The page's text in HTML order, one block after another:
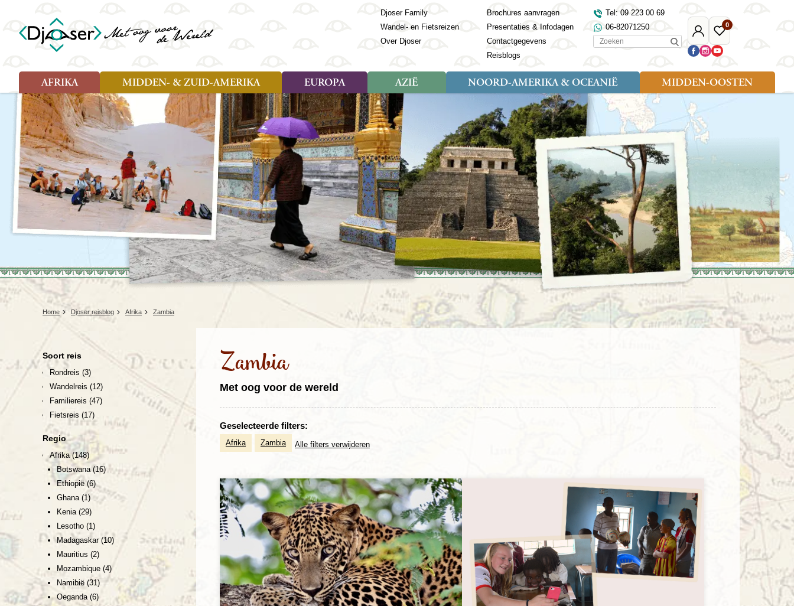
Mijn
Djoser
0
Favoriete
reizen
Djoser Family
Wandel- en Fietsreizen
Over Djoser
Brochures aanvragen
Presentaties & Infodagen
Contactgegevens
Reisblogs
Tel: 09 223 00 69
06-82071250
Zoeken
AFRIKA
Soort reizen
Rondreis (26)
Familiereis (10)
Fietsreis (2)
Wandelreis (1)
Cultuur (3)
Natuur (6)
Nieuwe reizen
Voodoo in Benin en Togo, 16
Landen
Angola
Ghana
Kaapverdië
Kenia
Madagaskar
Malawi
Mauritius
Mozambique
Namibië
Oeganda
Sao Tomé en Principe
Swaziland
Tanzania
Togo
Zambia
Zanzibar
Zimbabwe
Zuid-Afrika
MIDDEN- & ZUID-AMERIKA
Soort reizen
Rondreis (25)
Familiereis (11)
Fietsreis (1)
Cultuur (9)
Natuur (13)
Landen
Amazone
Argentinië
Belize
Bolivia
Brazilië
Chili
Colombia
Costa Rica
Cuba
Ecuador
El Salvador
(Frans) Guyana
Galapagos
Guatemala
Honduras
Mexico
Nicaragua
Paaseiland
Paraguay
Peru
Suriname
EUROPA
Soort reizen
Rondreis (28)
Familiereis (11)
Fietsreis (8)
Wandelreis (23)
Cultuur (12)
Natuur (3)
Armenië
Azerbeidzjan
Azoren
Balkan
Baltische Staten
Bosnië en Herzegovina
Bulgarije
Engeland
Finland
Frankrijk
Georgië
Griekenland
IJsland
Ierland
Italië
Kaapverdië
Kosovo
Kroatië
Lapland
Letland
Litouwen
Madeira
Montenegro
Noord-Macedonië
Noorwegen
Polen
Portugal
Roemenië
Sardinië
Schotland
Servië
Spanje
Turkije
Verenigd Koninkrijk
Wales
AZIË
Soort reizen
Rondreis (57)
Familiereis (22)
Fietsreis (3)
Cultuur (28)
Natuur (16)
Nieuwe reizen
Rondreis China & Tibet, 42
dagen
Rondreis Sulawesi &
Molukken, 22 dagen
Bangladesh
Bhutan
Cambodja
China
Filipijnen
India
Indochina
Indonesië
Japan
Jordanië
Kazachstan
Kirgizië
Laos
Malediven
Maleisië
Mongolië
Nepal
Oezbekistan
Singapore
Sri Lanka
Taiwan
Thailand
Tibet
Turkmenistan
Vietnam
Zijderoute
Zuid-Korea
NOORD-AMERIKA & OCEANIË
Rondreis (7)
Familiereis (2)
Natuur (5)
Landen
Alaska
Australië
Nieuw-Zeeland
Verenigde Staten
MIDDEN-OOSTEN
Soort reizen
Rondreis (18)
Familiereis (9)
Cultuur (8)
Landen
Egypte
Jordanië
Marokko
Oman
Saoedi-Arabië
Tunesië
Turkije
Home Djoser reisblog Afrika Zambia
Zambia
Met oog voor de wereld
Geselecteerde filters:
Afrika Zambia Alle filters verwijderen
Soort reis
Rondreis (3)
Wandelreis (12)
Familiereis (47)
Fietsreis (17)
Regio
Afrika(148)
Botswana (16)
Ethiopië (6)
Ghana (1)
Kenia (29)
Lesotho (1)
Madagaskar (10)
Mauritius (2)
Mozambique (4)
Namibië (31)
Oeganda (6)